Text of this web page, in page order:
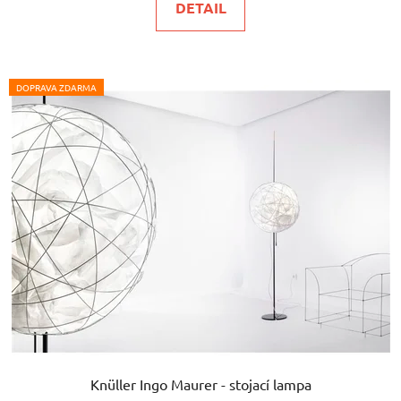
DETAIL
DOPRAVA ZDARMA
Knüller Ingo Maurer - stojací lampa